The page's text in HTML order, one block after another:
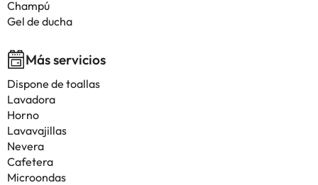
Champú
Gel de ducha
Más servicios
Dispone de toallas
Lavadora
Horno
Lavavajillas
Nevera
Cafetera
Microondas